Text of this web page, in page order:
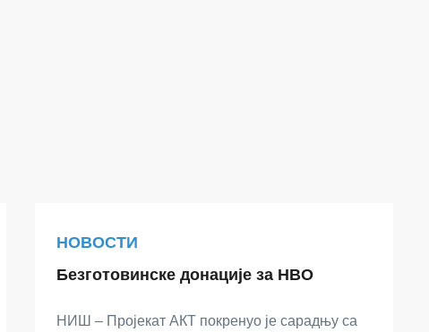
НОВОСТИ
Безготовинске донације за НВО
НИШ – Пројекат АКТ покренуо је сарадњу са